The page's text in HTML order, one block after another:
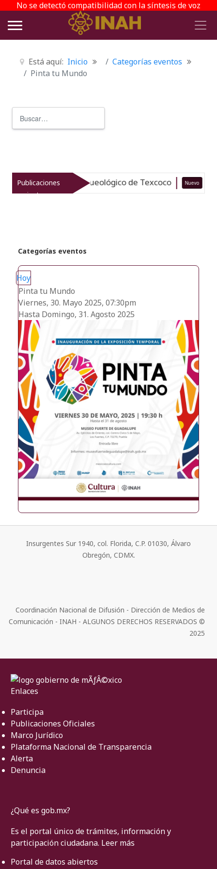
No se detectó compatibilidad con la síntesis de voz
Está aquí: Inicio
Categorías eventos
Pinta tu Mundo
Publicaciones
recientes
el patrimonio arqueológico de Texcoco Nuevo
Categorías eventos
Hoy
Pinta tu Mundo
Viernes, 30. Mayo 2025, 07:30pm
Hasta Domingo, 31. Agosto 2025
Insurgentes Sur 1940, col. Florida, C.P. 01030, Álvaro
Obregón, CDMX.
Coordinación Nacional de Difusión - Dirección de Medios de
Comunicación - INAH - ALGUNOS DERECHOS RESERVADOS ©
2025
Enlaces
Participa
Publicaciones Oficiales
Marco Jurídico
Plataforma Nacional de Transparencia
Alerta
Denuncia
¿Qué es gob.mx?
Es el portal único de trámites, información y
participación ciudadana. Leer más
Portal de datos abiertos